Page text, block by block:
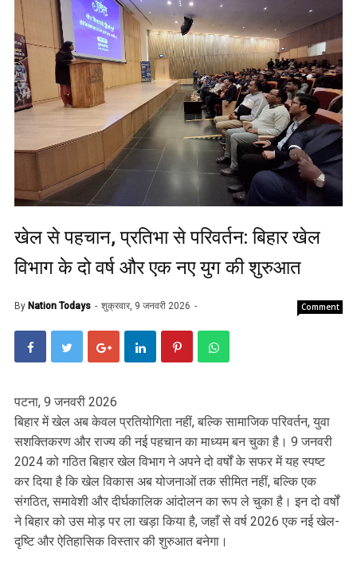
खेल से पहचान, प्रतिभा से परिवर्तन: बिहार खेल
विभाग के दो वर्ष और एक नए युग की शुरुआत
By Nation Todays शुक्रवार, 9 जनवरी 2026 Comment
पटना, 9 जनवरी 2026
बिहार में खेल अब केवल प्रतियोगिता नहीं, बल्कि सामाजिक परिवर्तन, युवा
सशक्तिकरण और राज्य की नई पहचान का माध्यम बन चुका है। 9 जनवरी
2024 को गठित बिहार खेल विभाग ने अपने दो वर्षों के सफर में यह स्पष्ट
कर दिया है कि खेल विकास अब योजनाओं तक सीमित नहीं, बल्कि एक
संगठित, समावेशी और दीर्घकालिक आंदोलन का रूप ले चुका है। इन दो वर्षों
ने बिहार को उस मोड़ पर ला खड़ा किया है, जहाँ से वर्ष 2026 एक नई खेल-
दृष्टि और ऐतिहासिक विस्तार की शुरुआत बनेगा।